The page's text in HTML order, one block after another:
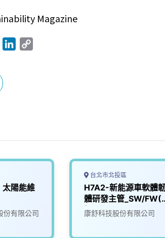
Magazine
e
太陽能維
份有限公司
台北市北投區
H7A2-新能源車軟體
體研發主管_SW/FW(
投)
康舒科技股份有限公司